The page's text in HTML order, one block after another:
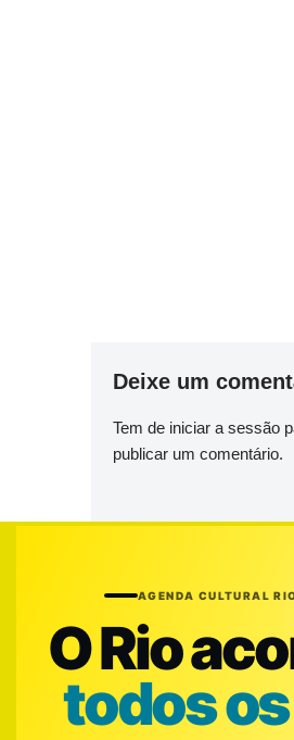
Deixe um
Tem de iniciar a sessão
publicar um comentário.
AGENDA CULTURAL
O Rio
todos